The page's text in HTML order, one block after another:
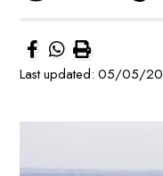
Last updated: 05/05/